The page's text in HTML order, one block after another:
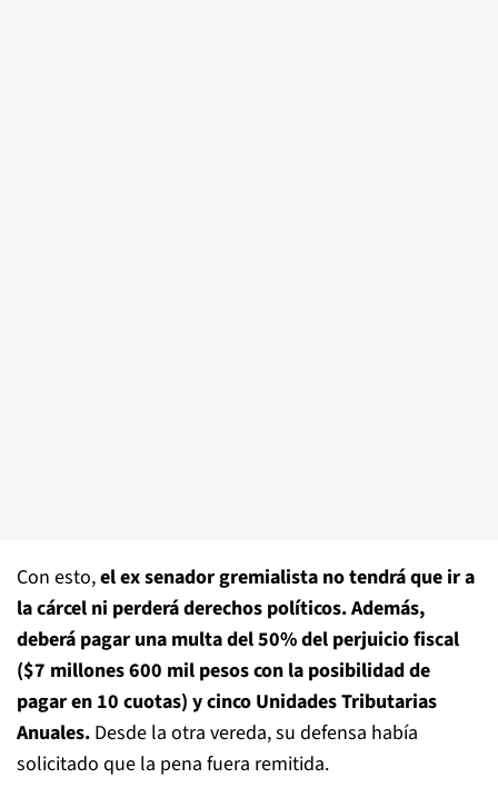
Con esto,el ex senador gremialista no tendrá que ir a
la cárcel ni perderá derechos políticos. Además,
deberá pagar una multa del 50% del perjuicio fiscal
($7 millones 600 mil pesos con la posibilidad de
pagar en 10 cuotas) y cinco Unidades Tributarias
Anuales. Desde la otra vereda, su defensa había
solicitado que la pena fuera remitida.